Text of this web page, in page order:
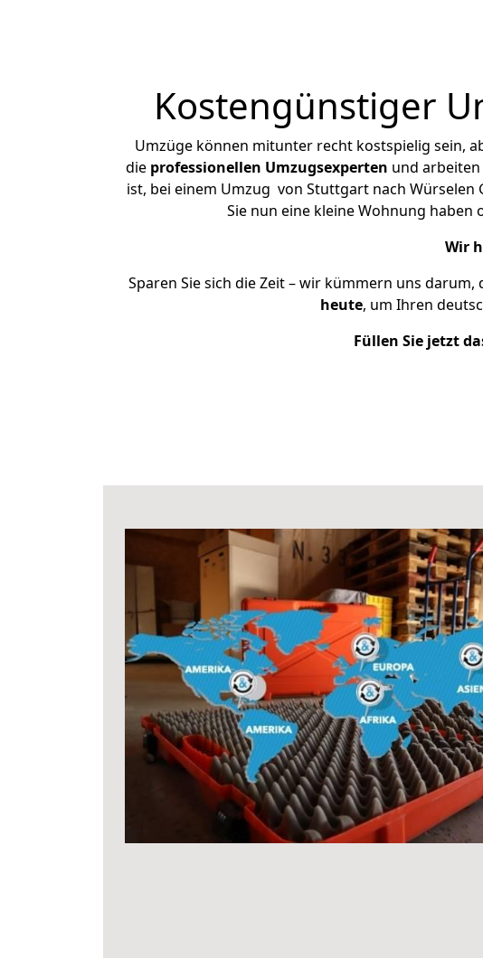
Kostengünstiger
Umzüge können mitunter recht kostspielig sein,
die professionellen Umzugsexperten und
ist, bei einem Umzug von Stuttgart nach Würselen
Sie nun eine kleine Wohnung
Wir
Sparen Sie sich die Zeit – wir kümmern uns
heute, um Ihren
Füllen Sie jetzt